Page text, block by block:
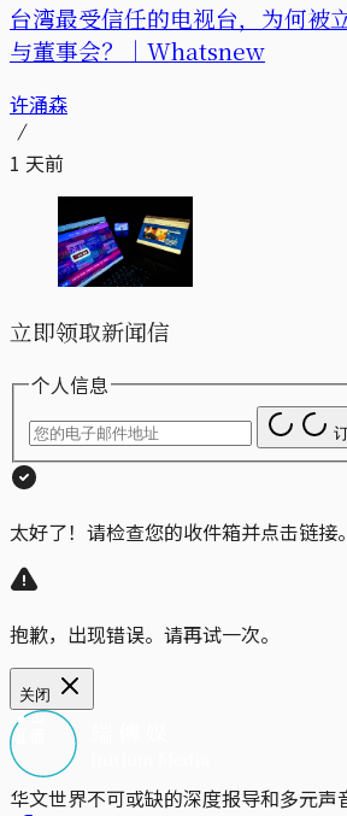
台湾最受信任的电视台，为何被
与董事会？｜Whatsnew
许涌森
1 天前
立即领取新闻信
个人信息
太好了！请检查您的收件箱并点击链接。
抱歉，出现错误。请再试一次。
关闭
华文世界不可或缺的深度报导和多元声